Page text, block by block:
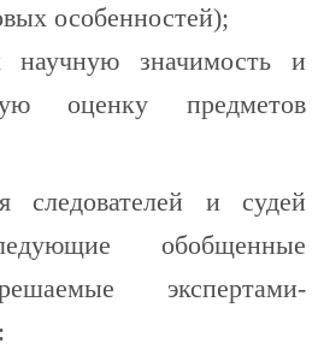
особенностей);
научную значимость и
оценку предметов
следователей и судей
обобщенные
экспертами-